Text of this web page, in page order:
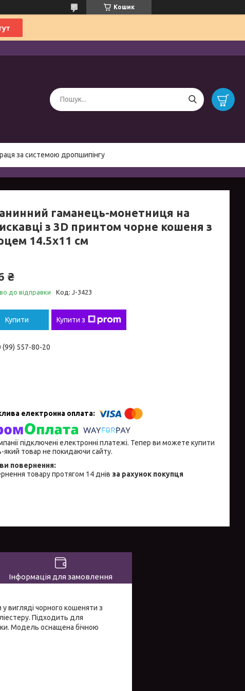
Кошик
за системою дропшипінгу
гаманець-монетниця на
з 3D принтом чорне кошеня з
14.5х11 см
₴
до відправки Код: J-3423
Купити Купити з
(99) 557-80-20
підключені електронні платежі. Тепер ви можете купити
який товар не покидаючи сайту.
товару протягом 14 днів за рахунок покупця
Інформація для замовлення
вигляді чорного кошеняти з
Підходить для
Модель оснащена бічною